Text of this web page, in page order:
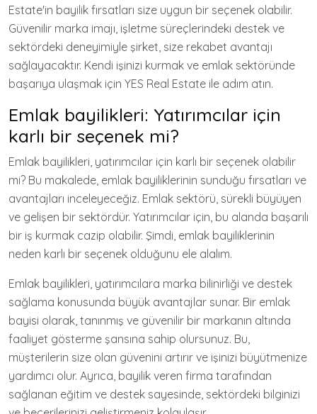
Estate'in bayilik fırsatları size uygun bir seçenek olabilir.
Güvenilir marka imajı, işletme süreçlerindeki destek ve
sektördeki deneyimiyle şirket, size rekabet avantajı
sağlayacaktır. Kendi işinizi kurmak ve emlak sektöründe
başarıya ulaşmak için YES Real Estate ile adım atın.
Emlak bayilikleri: Yatırımcılar için
karlı bir seçenek mi?
Emlak bayilikleri, yatırımcılar için karlı bir seçenek olabilir
mi? Bu makalede, emlak bayiliklerinin sunduğu fırsatları ve
avantajları inceleyeceğiz. Emlak sektörü, sürekli büyüyen
ve gelişen bir sektördür. Yatırımcılar için, bu alanda başarılı
bir iş kurmak cazip olabilir. Şimdi, emlak bayiliklerinin
neden karlı bir seçenek olduğunu ele alalım.
Emlak bayilikleri, yatırımcılara marka bilinirliği ve destek
sağlama konusunda büyük avantajlar sunar. Bir emlak
bayisi olarak, tanınmış ve güvenilir bir markanın altında
faaliyet gösterme şansına sahip olursunuz. Bu,
müşterilerin size olan güvenini artırır ve işinizi büyütmenize
yardımcı olur. Ayrıca, bayilik veren firma tarafından
sağlanan eğitim ve destek sayesinde, sektördeki bilginizi